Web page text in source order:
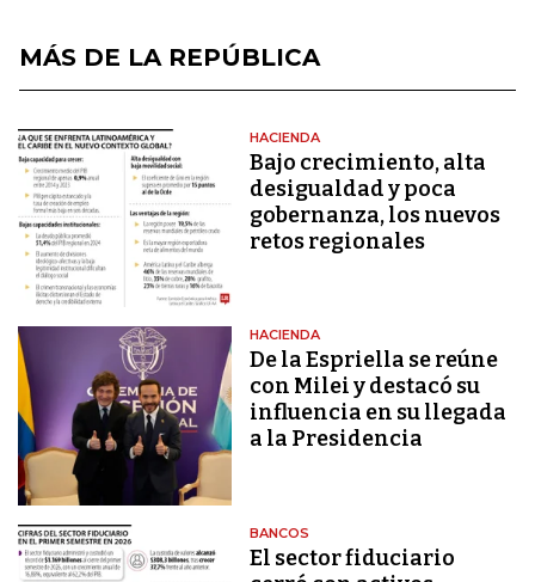
MÁS DE LA REPÚBLICA
HACIENDA
Bajo crecimiento, alta
desigualdad y poca
gobernanza, los nuevos
retos regionales
HACIENDA
De la Espriella se reúne
con Milei y destacó su
influencia en su llegada
a la Presidencia
BANCOS
El sector fiduciario